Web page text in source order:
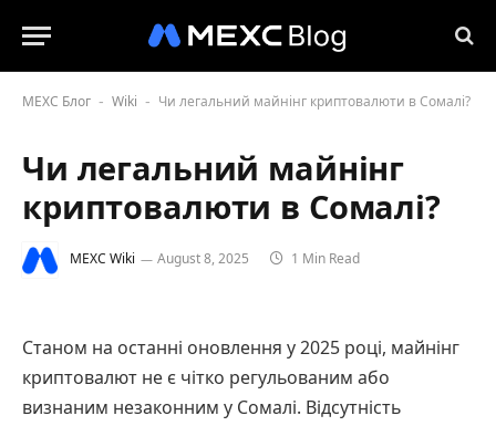
MEXC Блог - Wiki - Чи легальний майнінг криптовалюти в Сомалі?
Чи легальний майнінг
криптовалюти в Сомалі?
MEXC Wiki August 8, 2025 1 Min Read
Станом на останні оновлення у 2025 році, майнінг
криптовалют не є чітко регульованим або
визнаним незаконним у Сомалі. Відсутність